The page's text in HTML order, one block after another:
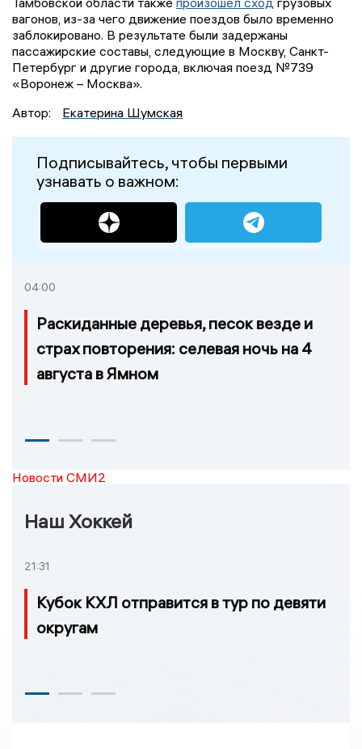
вагонов, из-за чего движение поездов было временно
заблокировано. В результате были задержаны
пассажирские составы, следующие в Москву, Санкт-
Петербург и другие города, включая поезд №739
«Воронеж – Москва».
Автор:
Екатерина Шумская
Подписывайтесь, чтобы первыми
узнавать о важном:
04:00
Раскиданные деревья, песок везде и
страх повторения: селевая ночь на 4
августа в Ямном
Новости СМИ2
Наш Хоккей
21:31
Кубок КХЛ отправится в тур по девяти
округам